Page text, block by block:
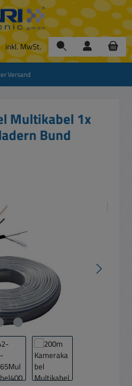
inkl. MwSt.
Versand
Multikabel 1x
Bund